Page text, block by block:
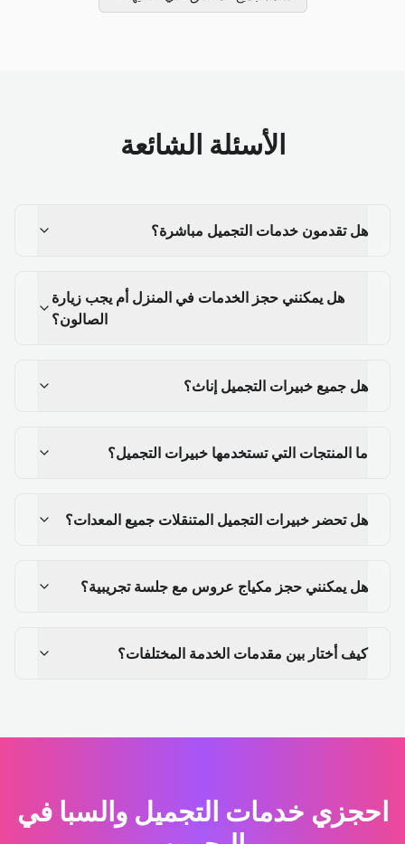
الأسئلة الشائعة
هل تقدمون خدمات التجميل مباشرة؟
هل يمكنني حجز الخدمات في المنزل أم يجب زيارة
الصالون؟
هل جميع خبيرات التجميل إناث؟
ما المنتجات التي تستخدمها خبيرات التجميل؟
هل تحضر خبيرات التجميل المتنقلات جميع المعدات؟
هل يمكنني حجز مكياج عروس مع جلسة تجريبية؟
كيف أختار بين مقدمات الخدمة المختلفات؟
احجزي خدمات التجميل والسبا في